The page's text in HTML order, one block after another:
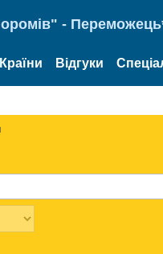
-
Країни Відгуки